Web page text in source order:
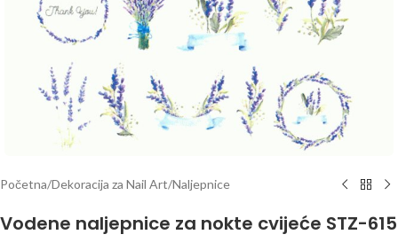
Početna/Dekoracija za Nail Art/Naljepnice
Vodene naljepnice za nokte cvijeće STZ-615